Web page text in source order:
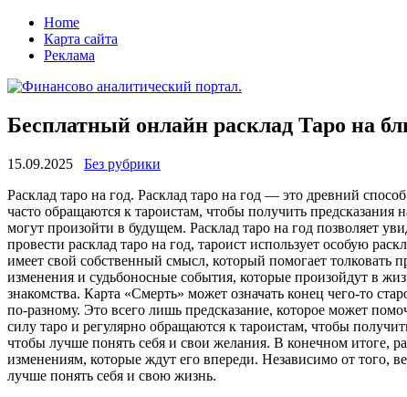
Home
Карта сайта
Реклама
Бесплатный онлайн расклад Таро на
15.09.2025
Без рубрики
Рaсклaд тaрo нa год. Расклад таро на год — это древний
часто обращаются к тароистам, чтобы получить
могут произойти в будущем. Расклад таро на год позволяет
провести расклад таро на год, тароист использует особую
имеет свой собственный смысл, который помогает толковать
изменения и судьбоносные события, которые произойдут в
знакомства. Карта «Смерть» может означать конец чего-то
по-разному. Это всего лишь предсказание, которое может
силу таро и регулярно обращаются к тароистам, чтобы
чтобы лучше понять себя и свои желания. В конечном итоге,
изменениям, которые ждут его впереди. Независимо от того,
лучше понять себя и свою жизнь.